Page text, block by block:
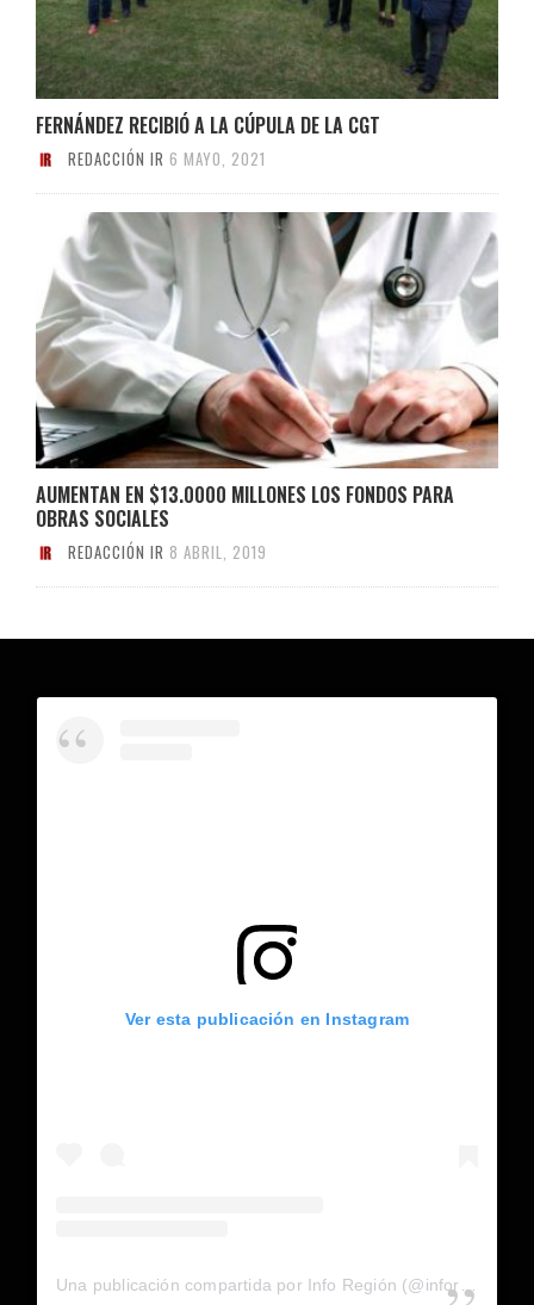
FERNÁNDEZ RECIBIÓ A LA CÚPULA DE LA CGT
REDACCIÓN IR 6 MAYO, 2021
AUMENTAN EN $13.0000 MILLONES LOS FONDOS PARA
OBRAS SOCIALES
REDACCIÓN IR 8 ABRIL, 2019
Ver esta publicación en Instagram